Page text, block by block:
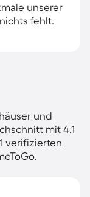
unserer
fehlt.
und
mit 4.1
verifizierten